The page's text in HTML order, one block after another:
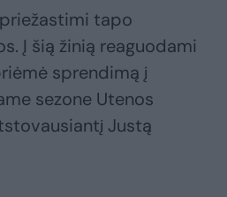
tapo
Į šią žinią reaguodami
sprendimą į
sezone Utenos
Justą